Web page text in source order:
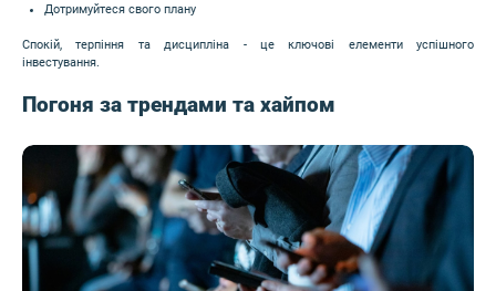
Дотримуйтеся свого плану
Спокій, терпіння та дисципліна - це ключові елементи успішного
інвестування.
Погоня за трендами та хайпом
Image